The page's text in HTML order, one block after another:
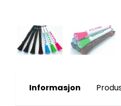
Informasjon